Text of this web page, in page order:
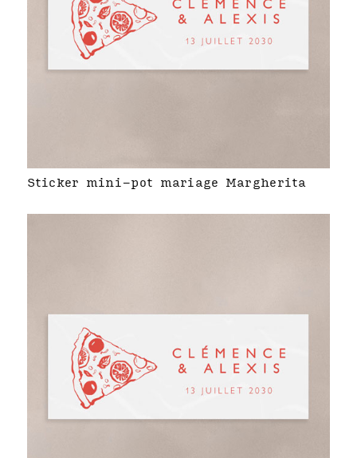
Sticker mini-pot mariage Margherita